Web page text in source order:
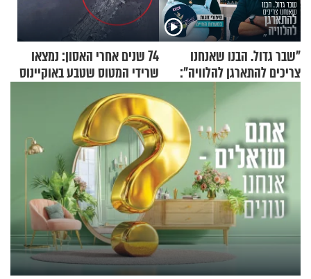
"שבר גדול. הבנו שאנחנו
צריכים להתארגן להלוויה":
זוגיות במבחן, הפעם עם מרים
74 שנים אחרי האסון: נמצאו
שרידי המטוס שטבע באוקיינוס
עם עשרות נוסעים